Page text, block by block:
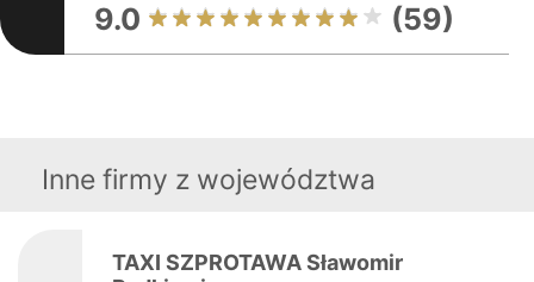
9.0 (59)
Inne firmy z województwa
TAXI SZPROTAWA Sławomir